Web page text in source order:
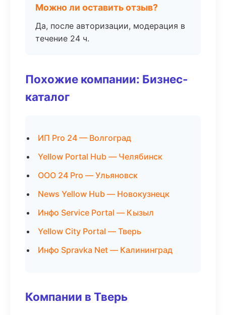
Можно ли оставить отзыв?
Да, после авторизации, модерация в
течение 24 ч.
Похожие компании: Бизнес-
каталог
ИП Pro 24 — Волгоград
Yellow Portal Hub — Челябинск
ООО 24 Pro — Ульяновск
News Yellow Hub — Новокузнецк
Инфо Service Portal — Кызыл
Yellow City Portal — Тверь
Инфо Spravka Net — Калининград
Компании в Тверь